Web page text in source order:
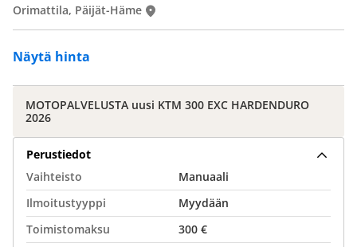
Näytä hinta
Orimattila, Päijät-Häme
MOTOPALVELUSTA uusi KTM 300 EXC HARDENDURO
2026
Perustiedot
Vaihteisto
Manuaali
Ilmoitustyyppi
Myydään
Toimistomaksu
300 €